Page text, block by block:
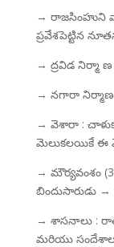
→ రాజసింహుని
ప్రవేశపెట్టిన
→ ద్రవిడ నిర్మా
→ నగారా నిర్మాణ
→ వెశారా :
మెలుకలయికే ఈ
→ మౌర్యవంశం
బిందుసారుడు →
→ శాసనాలు :
మరియు